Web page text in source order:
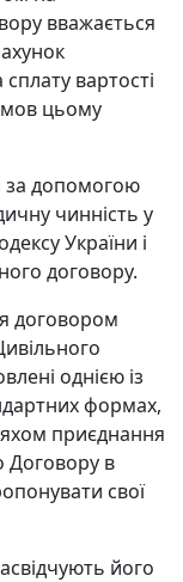
вважається
вартості
цьому
за допомогою
чинність у
України і
договору.
договором
однією із
формах,
приєднання
Договору в
свої
його